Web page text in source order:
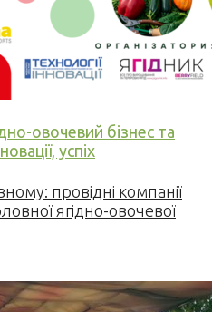
овочевий бізнес та
успіх
провідні компанії
ягідно-овочевої